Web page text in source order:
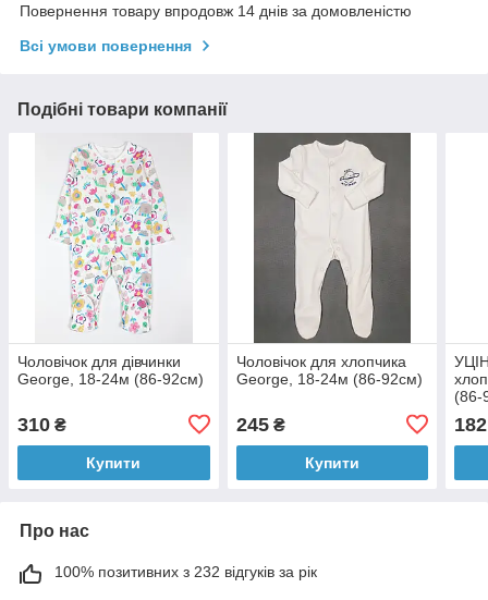
Повернення товару впродовж 14 днів за домовленістю
Всі умови повернення
Подібні товари компанії
Чоловічок для дівчинки
George, 18-24м (86-92см)
310 ₴
Купити
Чоловічок для хлопчика
George, 18-24м (86-92см)
245₴
Купити
(86-
182
Про нас
100% позитивних з 232 відгуків за рік